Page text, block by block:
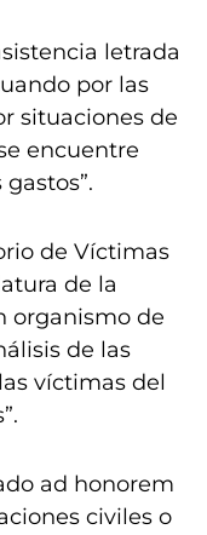
letrada
por las
situaciones de
encuentre
de Víctimas
de la
organismo de
de las
víctimas del
ad honorem
civiles o